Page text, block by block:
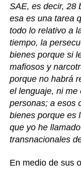
SAE, es decir, 28
esa es una tarea
todo lo relativo a
tiempo, la
bienes porque si
mafiosos y
porque no habrá
el lenguaje, ni me
personas; a esos
bienes porque es
que yo he
transnacionales
En medio de sus